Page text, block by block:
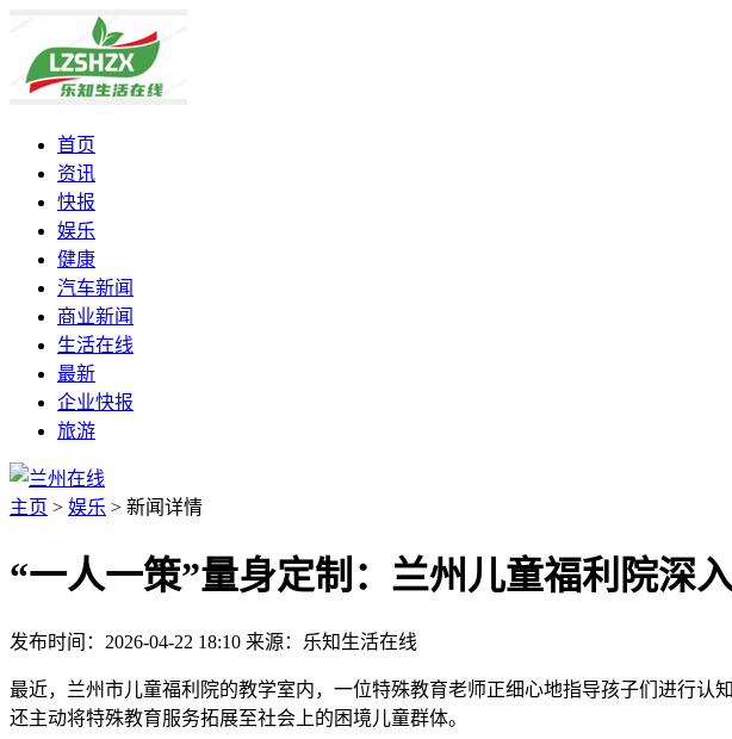
首页
资讯
快报
娱乐
健康
汽车新闻
商业新闻
生活在线
最新
企业快报
旅游
主页 > 娱乐 > 新闻详情
“一人一策”量身定制：兰州儿童福利院深
发布时间：2026-04-22 18:10 来源：乐知生活在线
最近，兰州市儿童福利院的教学室内，一位特殊教育老师正细心地指导孩子们进行认
还主动将特殊教育服务拓展至社会上的困境儿童群体。